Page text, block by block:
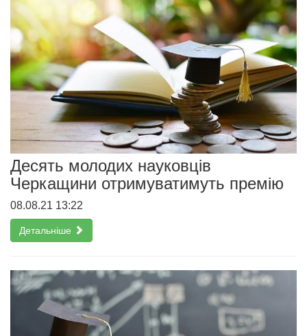
Десять молодих науковців
Черкащини отримуватимуть премію
08.08.21 13:22
Детальніше